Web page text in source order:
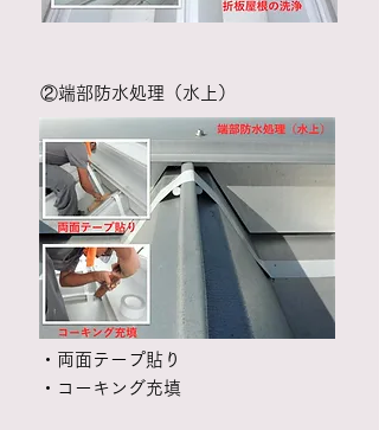
​②端部防水処理（水上）​
​・両面テープ貼り
・コーキング充填